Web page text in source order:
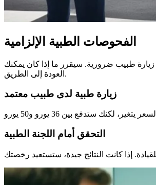
الفحوصات الطبية الإلزامية
زيارة طبيب ضرورية. سيقرر ما إذا كان يمكنك
العودة إلى الطريق.
زيارة طبية لدى طبيب معتمد
التحقق أمام اللجنة الطبية